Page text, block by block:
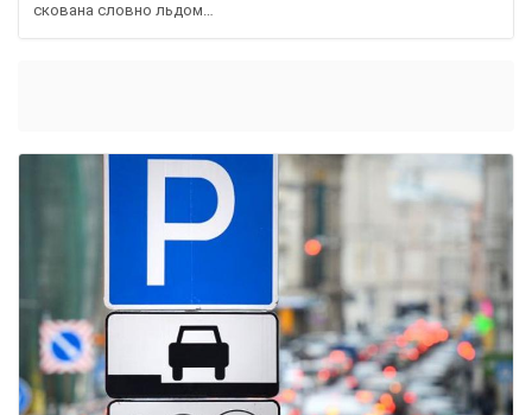
скована словно льдом…